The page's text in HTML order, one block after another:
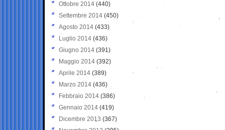
Ottobre 2014 (440)
Settembre 2014 (450)
Agosto 2014 (433)
Luglio 2014 (436)
Giugno 2014 (391)
Maggio 2014 (392)
Aprile 2014 (389)
Marzo 2014 (436)
Febbraio 2014 (386)
Gennaio 2014 (419)
Dicembre 2013 (367)